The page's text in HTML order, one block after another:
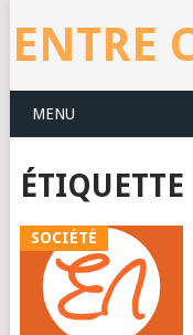
ENTRE
MENU
SOCIÉTÉ